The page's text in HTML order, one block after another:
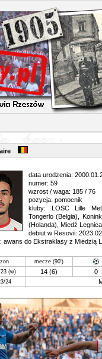
data urodzenia:
numer: 59
wzrost / waga: 185 / 76
pozycja: pomocnik
kluby: LOSC Lille
Tongerlo (Belgia),
(Holanda), Miedź
debiut w Resovii:
awans do Ekstraklasy z Miedzią
mecze (90')
(w)
14 (6) 0
24